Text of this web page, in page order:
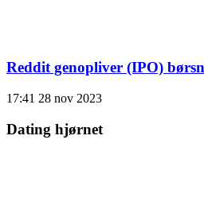
Reddit genopliver (IPO)
17:41 28 nov 2023
Dating hjørnet